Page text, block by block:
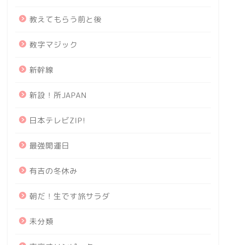
教えてもらう前と後
数字マジック
新幹線
新設！所JAPAN
日本テレビZIP!
最強開運日
有吉の冬休み
朝だ！生です旅サラダ
未分類